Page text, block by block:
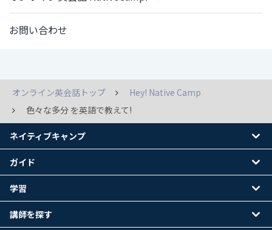
お問い合わせ
オンライン英会話トップ
Hey! Native Camp
色々な多分 を英語で教えて!
ネイティブキャンプ
ガイド
学習
講師を探す